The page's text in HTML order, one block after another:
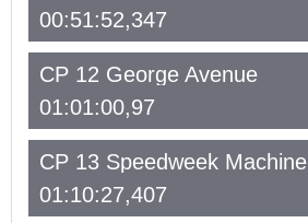
00:51:52,347
CP 12 George Avenue
01:01:00,97
CP 13 Speedweek Machine
01:10:27,407